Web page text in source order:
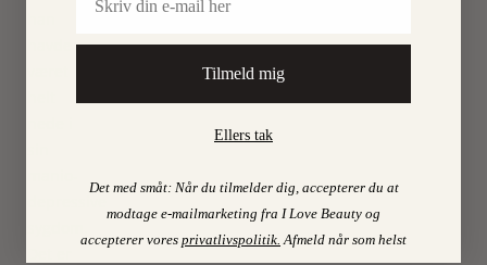
Tilmeld mig
Ellers tak
Det med småt: Når du tilmelder dig, accepterer du at
modtage e-mailmarketing fra I Love Beauty og
accepterer vores privatlivspolitik. Afmeld når som helst